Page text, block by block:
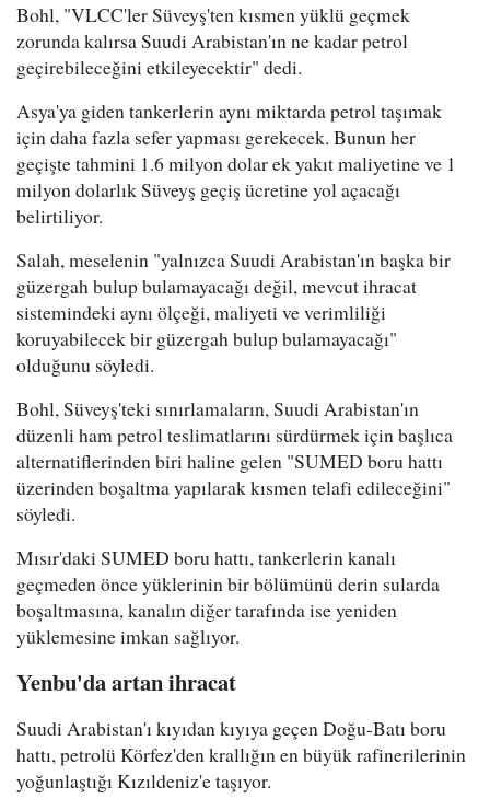
Bohl, "VLCC'ler Süveyş'ten kısmen yüklü geçmek
zorunda kalırsa Suudi Arabistan'ın ne kadar petrol
geçirebileceğini etkileyecektir" dedi.
Asya'ya giden tankerlerin aynı miktarda petrol taşımak
için daha fazla sefer yapması gerekecek. Bunun her
geçişte tahmini 1.6 milyon dolar ek yakıt maliyetine ve 1
milyon dolarlık Süveyş geçiş ücretine yol açacağı
belirtiliyor.
Salah, meselenin "yalnızca Suudi Arabistan'ın başka bir
güzergah bulup bulamayacağı değil, mevcut ihracat
sistemindeki aynı ölçeği, maliyeti ve verimliliği
koruyabilecek bir güzergah bulup bulamayacağı"
olduğunu söyledi.
Bohl, Süveyş'teki sınırlamaların, Suudi Arabistan'ın
düzenli ham petrol teslimatlarını sürdürmek için başlıca
alternatiflerinden biri haline gelen "SUMED boru hattı
üzerinden boşaltma yapılarak kısmen telafi edileceğini"
söyledi.
Mısır'daki SUMED boru hattı, tankerlerin kanalı
geçmeden önce yüklerinin bir bölümünü derin sularda
boşaltmasına, kanalın diğer tarafında ise yeniden
yüklemesine imkan sağlıyor.
Yenbu'da artan ihracat
Suudi Arabistan'ı kıyıdan kıyıya geçen Doğu-Batı boru
hattı, petrolü Körfez'den krallığın en büyük rafinerilerinin
yoğunlaştığı Kızıldeniz'e taşıyor.